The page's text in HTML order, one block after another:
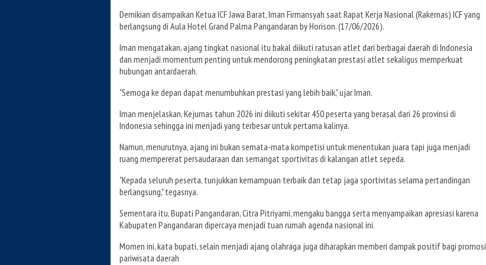
Demikian disampaikan Ketua ICF Jawa Barat, Iman Firmansyah saat Rapat Kerja Nasional (Rakernas) ICF yang
berlangsung di Aula Hotel Grand Palma Pangandaran by Horison. (17/06/2026).
Iman mengatakan, ajang tingkat nasional itu bakal diikuti ratusan atlet dari berbagai daerah di Indonesia
dan menjadi momentum penting untuk mendorong peningkatan prestasi atlet sekaligus memperkuat
hubungan antardaerah.
"Semoga ke depan dapat menumbuhkan prestasi yang lebih baik," ujar Iman.
Iman menjelaskan, Kejurnas tahun 2026 ini diikuti sekitar 450 peserta yang berasal dari 26 provinsi di
Indonesia sehingga ini menjadi yang terbesar untuk pertama kalinya.
Namun, menurutnya, ajang ini bukan semata-mata kompetisi untuk menentukan juara tapi juga menjadi
ruang mempererat persaudaraan dan semangat sportivitas di kalangan atlet sepeda.
"Kepada seluruh peserta, tunjukkan kemampuan terbaik dan tetap jaga sportivitas selama pertandingan
berlangsung," tegasnya.
Sementara itu, Bupati Pangandaran, Citra Pitriyami, mengaku bangga serta menyampaikan apresiasi karena
Kabupaten Pangandaran dipercaya menjadi tuan rumah agenda nasional ini.
Momen ini, kata bupati, selain menjadi ajang olahraga juga diharapkan memberi dampak positif bagi promosi
pariwisata daerah